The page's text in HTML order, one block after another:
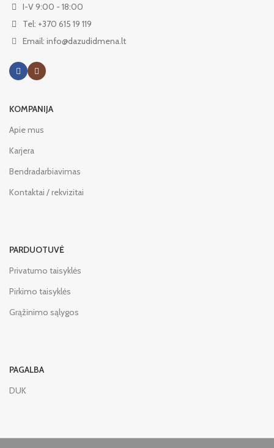
I-V 9:00 - 18:00
Tel: +370 615 19 119
Email: info@dazudidmena.lt
KOMPANIJA
Apie mus
Karjera
Bendradarbiavimas
Kontaktai / rekvizitai
PARDUOTUVĖ
Privatumo taisyklės
Pirkimo taisyklės
Grąžinimo sąlygos
PAGALBA
DUK